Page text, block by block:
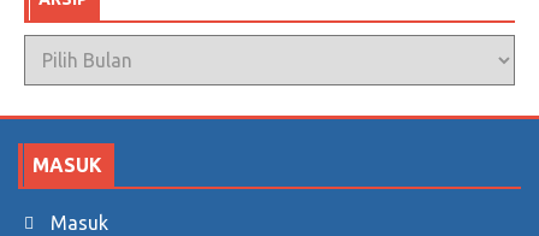
Arsip
MASUK
Masuk